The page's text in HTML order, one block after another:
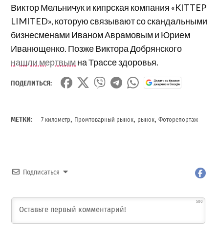
Виктор Мельничук и кипрская компания «KITTEP
LIMITED», которую связывают со скандальными
бизнесменами Иваном Аврамовым и Юрием
Иванющенко. Позже Виктора Добрянского
нашли мертвым на Трассе здоровья.
ПОДЕЛИТЬСЯ:
МЕТКИ: 7 километр, Промтоварный рынок, рынок,Фоторепортаж
Подписаться
500